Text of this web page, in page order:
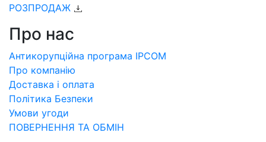
РОЗПРОДАЖ
Про нас
Антикорупційна програма IPCOM
Про компанію
Доставка і оплата
Політика Безпеки
Умови угоди
ПОВЕРНЕННЯ ТА ОБМІН